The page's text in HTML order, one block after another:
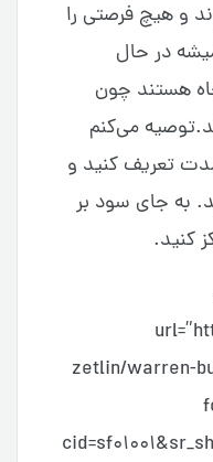
و هیچ فرصتی را
در حال
هستند چون
می‌کنم
تعریف کنید و
به جای سود بر
کنید.
zetlin/warren-